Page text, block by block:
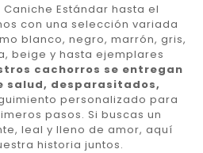
Estándar hasta el
con una selección variada
blanco, negro, marrón, gris,
beige y hasta ejemplares
cachorros se entregan
salud, desparasitados,
personalizado para
pasos. Si buscas un
leal y lleno de amor, aquí
historia juntos.